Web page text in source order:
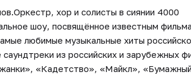
хор и солисты в сиянии 4000
шоу, посвящённое известным
любимые музыкальные хиты
из российских и зарубежных
«Кадетство», «Майкл»,